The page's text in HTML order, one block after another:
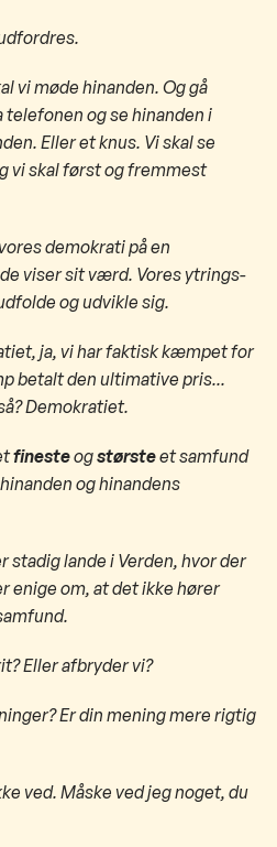
vi møde hinanden. Og gå
telefonen og se hinanden i
Eller et knus. Vi skal se
vi skal først og fremmest
demokrati på en
viser sit værd. Vores ytrings-
og udvikle sig.
ja, vi har faktisk kæmpet for
betalt den ultimative pris...
Demokratiet.
finesteogstørsteet samfund
og hinandens
stadig lande i Verden, hvor der
enige om, at det ikke hører
Eller afbryder vi?
Er din mening mere rigtig
ved. Måske ved jeg noget, du